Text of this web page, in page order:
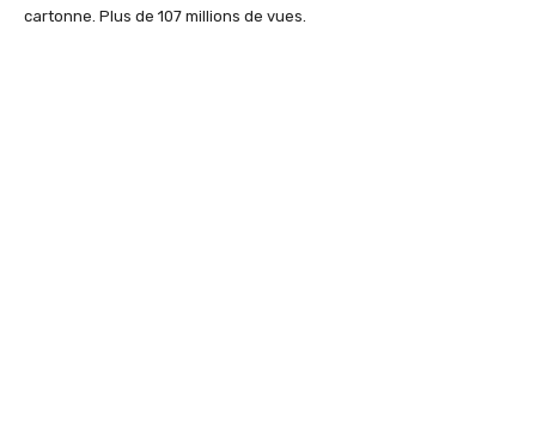
cartonne. Plus de 107 millions de vues.